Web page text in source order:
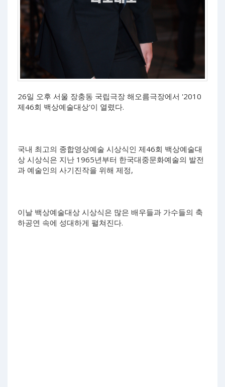
26일 오후 서울 장충동 국립극장 해오름극장에서 '2010
제46회 백상예술대상'이 열렸다.
국내 최고의 종합영상예술 시상식인 제46회 백상예술대
상 시상식은 지난 1965년부터 한국대중문화예술의 발전
과 예술인의 사기진작을 위해 제정,
이날 백상예술대상 시상식은 많은 배우들과 가수들의 축
하공연 속에 성대하게 펼쳐진다.